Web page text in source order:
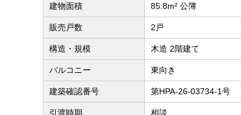
建物面積 85.8m² 公簿
販売戸数 2戸
構造・規模 木造 2階建て
バルコニー 東向き
建築確認番号 第HPA-26-03734-1号
引渡時期 相談